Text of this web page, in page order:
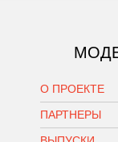
О ПРОЕКТЕ
ПАРТНЕРЫ